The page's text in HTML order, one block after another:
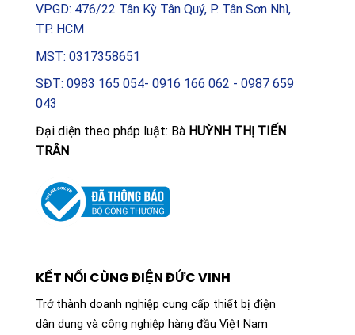
VPGD: 476/22 Tân Kỳ Tân Quý, P. Tân Sơn Nhì,
TP. HCM
MST: 0317358651
SĐT: 0983 165 054- 0916 166 062 - 0987 659
043
Đại diện theo pháp luật: Bà HUỲNH THỊ TIẾN
TRÂN
KẾT NỐI CÙNG ĐIỆN ĐỨC VINH
Trở thành doanh nghiệp cung cấp thiết bị điện
dân dụng và công nghiệp hàng đầu Việt Nam